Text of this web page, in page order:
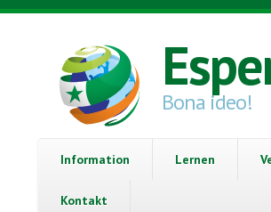
Direkt zum Inhalt
Bona ideo!
Information Lernen
Kontakt